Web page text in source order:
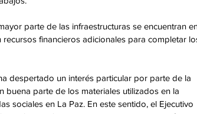
parte de las infraestructuras se encuentran
financieros adicionales para completar
despertado un interés particular por parte de la
buena parte de los materiales utilizados en la
sociales en La Paz. En este sentido, el Ejecutivo